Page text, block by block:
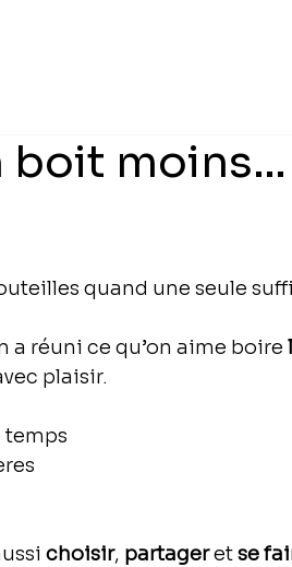
boit
quand une seule
a réuni ce qu’on aime boire
plaisir.
temps
choisir, partager et se